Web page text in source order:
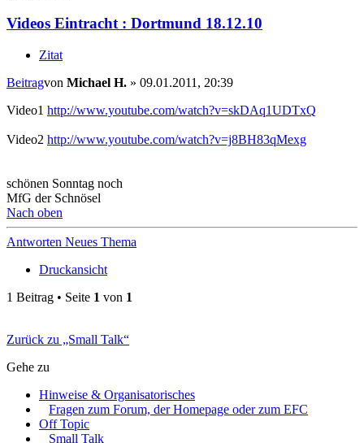
Videos Eintracht : Dortmund 18.12.10
Zitat
Beitragvon Michael H. » 09.01.2011, 20:39
Video1 http://www.youtube.com/watch?v=skDAq1UDTxQ
Video2 http://www.youtube.com/watch?v=j8BH83qMexg
schönen Sonntag noch
MfG der Schnösel
Nach oben
Antworten Neues Thema
Druckansicht
1 Beitrag • Seite 1 von 1
Zurück zu „Small Talk“
Gehe zu
Hinweise & Organisatorisches
Fragen zum Forum, der Homepage oder zum EFC
Off Topic
Small Talk